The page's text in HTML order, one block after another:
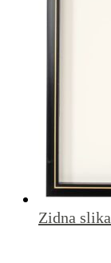
Zidna